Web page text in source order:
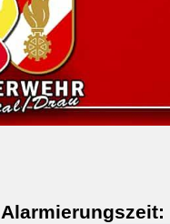
Alarmierungszeit: